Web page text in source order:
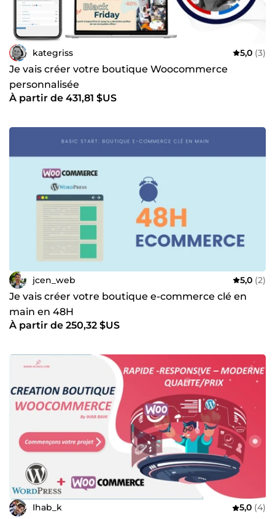
kategriss 5,0 (3)
Je vais créer votre boutique Woocommerce
personnalisée
À partir de 431,81 $US
jcen_web 5,0 (2)
Je vais créer votre boutique e-commerce clé en
main en 48H
À partir de 250,32 $US
Ihab_k 5,0 (4)